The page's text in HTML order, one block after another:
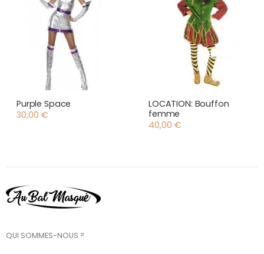
Purple Space
30,00 €
LOCATION: Bouffon
femme
40,00 €
QUI SOMMES-NOUS ?